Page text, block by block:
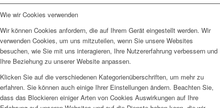
Wie wir Cookies verwenden
Wir können Cookies anfordern, die auf Ihrem Gerät eingestellt werden. Wir
verwenden Cookies, um uns mitzuteilen, wenn Sie unsere Websites
besuchen, wie Sie mit uns interagieren, Ihre Nutzererfahrung verbessern und
Ihre Beziehung zu unserer Website anpassen.
Klicken Sie auf die verschiedenen Kategorienüberschriften, um mehr zu
erfahren. Sie können auch einige Ihrer Einstellungen ändern. Beachten Sie,
dass das Blockieren einiger Arten von Cookies Auswirkungen auf Ihre